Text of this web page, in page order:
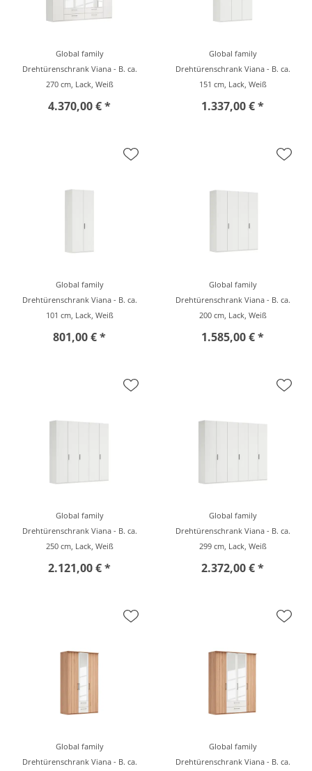
Global family
Drehtürenschrank Viana - B. ca.
270 cm, Lack, Weiß
4.370,00 € *
Global family
Drehtürenschrank Viana - B. ca.
151 cm, Lack, Weiß
1.337,00 € *
Global family
Drehtürenschrank Viana - B. ca.
101 cm, Lack, Weiß
801,00 € *
Global family
Drehtürenschrank Viana - B. ca.
200 cm, Lack, Weiß
1.585,00 € *
Global family
Drehtürenschrank Viana - B. ca.
250 cm, Lack, Weiß
2.121,00 € *
Global family
Drehtürenschrank Viana - B. ca.
299 cm, Lack, Weiß
2.372,00 € *
Global family
Drehtürenschrank Viana - B. ca.
Global family
Drehtürenschrank Viana - B. ca.